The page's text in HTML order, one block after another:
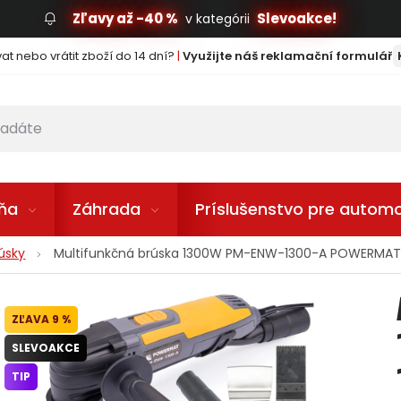
Zľavy až -40 % v kategórii Slevoakce!
nebo vrátit zboží do 14 dní? | Využijte náš reklamační formulář
Záhrada Príslušenstvo pre
Multifunkčná brúska 1300W PM-ENW-1300-A POWERMAT
9 %
SLEVOAKCE
TIP